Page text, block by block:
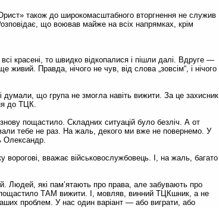
також до широкомасштабного вторгнення не служив
що воював майже на всіх напрямках, крім
красені, то швидко відкопалися і пішли далі. Вдруге —
Правда, нічого не чув, від слова „зовсім“, і нічого
думали, що група не змогла навіть вижити. За це захисник
до ТЦК.
пощастило. Складних ситуацій було безліч. А от
тебе не раз. На жаль, декого ми вже не повернемо. У
Олександр.
ворогові, вважає військовослужбовець. І, на жаль, багато
Людей, які пам’ятають про права, але забувають про
пощастило ТАМ вижити. І, мовляв, винний ТЦКшник, а не
проблем. У нас один варіант — або виграти, або